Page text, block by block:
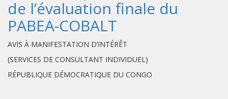
de l’évaluation finale du
PABEA-COBALT
AVIS À MANIFESTATION D’INTÉRÊT
(SERVICES DE CONSULTANT INDIVIDUEL)
RÉPUBLIQUE DÉMOCRATIQUE DU CONGO